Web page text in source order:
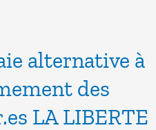
alternative à
des
LA LIBERTE